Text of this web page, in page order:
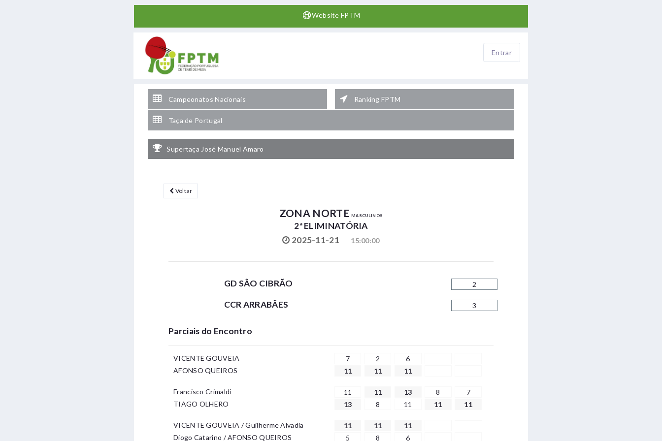
Website FPTM
Entrar
Campeonatos Nacionais Ranking FPTM
Taça de Portugal
Supertaça José Manuel Amaro
Voltar
ZONA NORTEMASCULINOS
2ª ELIMINATÓRIA
2025-11-21
15:00:00
GD SÃO CIBRÃO 2
CCR ARRABÃES 3
Parciais do Encontro
VICENTE GOUVEIA 7 2
6
AFONSO QUEIROS
11 11 11
Francisco Crimaldi 11 11 13 8
7
TIAGO OLHERO
13 8 11 11 11
VICENTE GOUVEIA / Guilherme Alvadia 11 11
11
Diogo Catarino / AFONSO QUEIROS
5 8 6